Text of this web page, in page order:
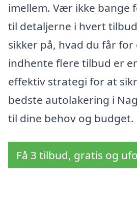
imellem. Vær ikke bange
til detaljerne i hvert
sikker på, hvad du får for
indhente flere tilbud er
effektiv strategi for at
bedste autolakering i
til dine behov og budget.
Få 3 tilbud, gratis og